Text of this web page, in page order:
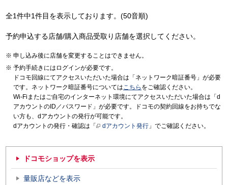
全1件中1件目を表示しております。(50音順)
予約申込する店舗/購入商品受取り店舗を選択してください。
申し込み後に店舗を変更することはできません。
予約手続きにはログインが必要です。
ドコモ回線にてアクセスいただいた場合は「ネットワーク暗証番号」が必要
です。ネットワーク暗証番号についてはこちら をご確認ください。
Wi-Fiまたはご自宅のインターネット環境にてアクセスいただいた場合は「d
アカウントのID／パスワード」が必要です。ドコモの契約回線をお持ちでな
い方も、dアカウントの発行が可能です。
dアカウントの発行・確認は「
dアカウント発行 」でご確認ください。
ドコモショップを表示
量販店などを表示